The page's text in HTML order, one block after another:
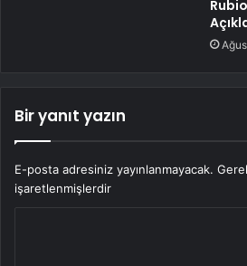
Bir yanıt yazın
E-posta adresiniz yayınlanmayacak.
işaretlenmişlerdir